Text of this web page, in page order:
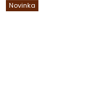
Novinka